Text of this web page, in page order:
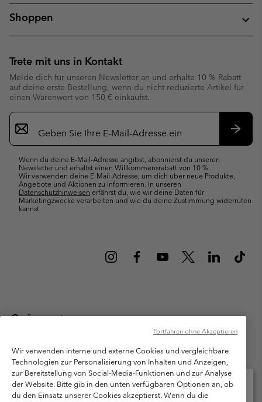
Shoppen
Trete mit uns in Kontakt
Melde dich für unseren Newsletter an und erhalte 10 % Rabatt
auf deine erste Bestellung, wenn du nicht reduzierte Artikel für
einen Warenwert von 150 € einkaufst.
Newsletter-
Anmeldung
Wenn du deine E-Mail-Adresse angibst, abonnierst du unseren
Newsletter und erhältst einen Willkommensrabatt von 10 %.
Wir verwenden deine E-Mail-Adresse, um dich über neue Produkte,
Angebote und Aktionen zu informieren. In unseren
Datenschutzhinweisen erfährst du, wie wir deine Daten für
Marketingzwecke verarbeiten und wie du deine Zustimmung widerrufen
kannst.
Österreich
Columbia Sportswear Austria GmbH. Moosfeldstraße 1, 5101
Bergheim, Salzburg Österreich. Alle Rechte vorbehalten.
Nutzungsbedingungen
Allgemeine Verkaufsbedingungen
Garantie
Datenschutzerklärung
Wir verwenden interne und externe Cookies und vergleichbare
Technologien zur Personalisierung von Inhalten und Anzeigen,
zur Bereitstellung von Social-Media-Funktionen und zur Analyse
der Website. Bitte gib in den unten verfügbaren Optionen an, ob
du den Einsatz unserer Cookies akzeptierst. Wenn du die
Fortfahren ohne Akzeptieren